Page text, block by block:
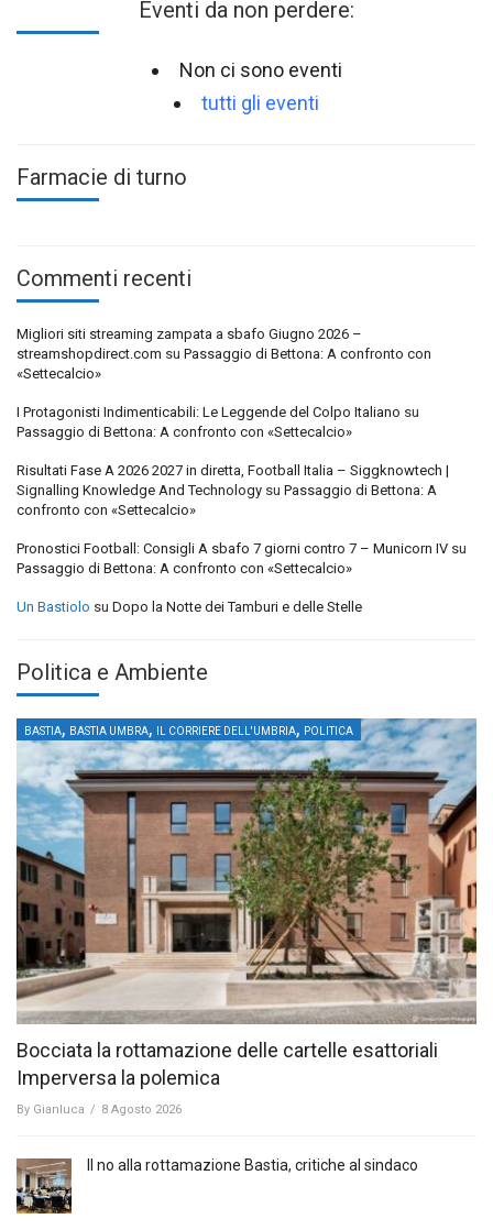
Eventi da non perdere:
Non ci sono eventi
tutti gli eventi
Farmacie di turno
Commenti recenti
Migliori siti streaming zampata a sbafo Giugno 2026 –
streamshopdirect.com su Passaggio di Bettona: A confronto con
«Settecalcio»
I Protagonisti Indimenticabili: Le Leggende del Colpo Italiano su
Passaggio di Bettona: A confronto con «Settecalcio»
Risultati Fase A 2026 2027 in diretta, Football Italia – Siggknowtech |
Signalling Knowledge And Technology su Passaggio di Bettona: A
confronto con «Settecalcio»
Pronostici Football: Consigli A sbafo 7 giorni contro 7 – Municorn IV su
Passaggio di Bettona: A confronto con «Settecalcio»
Un Bastiolo su Dopo la Notte dei Tamburi e delle Stelle
Politica e Ambiente
BASTIA, BASTIA UMBRA, IL CORRIERE DELL'UMBRIA, POLITICA
Bocciata la rottamazione delle cartelle esattoriali
Imperversa la polemica
By Gianluca / 8 Agosto 2026
Il no alla rottamazione Bastia, critiche al sindaco